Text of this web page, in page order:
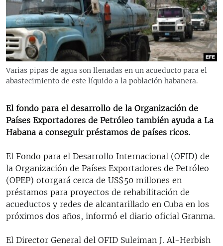
RADIO MARTÍ
ESPECIALES
ESPECIALES
LA REALIDAD DE LA VIVIENDA EN CUBA
SER VIEJO EN CUBA
LOS SANTOS DE HIALEAH
DESINFORMACIÓN RUSA EN AMÉRICA LATINA
LA INVASIÓN DE RUSIA A UCRANIA
MULTIMEDIA
EDITORIALES
Varias pipas de agua son llenadas en un acueducto para el
abastecimiento de este líquido a la población habanera.
El fondo para el desarrollo de la Organización de
Países Exportadores de Petróleo también ayuda a La
Habana a conseguir préstamos de países ricos.
El Fondo para el Desarrollo Internacional (OFID) de
la Organización de Países Exportadores de Petróleo
(OPEP) otorgará cerca de US$50 millones en
préstamos para proyectos de rehabilitación de
acueductos y redes de alcantarillado en Cuba en los
próximos dos años, informó el diario oficial Granma.
El Director General del OFID Suleiman J. Al-Herbish